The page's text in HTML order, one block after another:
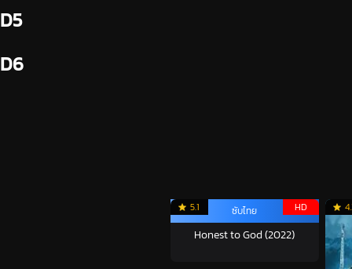
D5
D6
5.1 HD
ซับไทย
Honest to God (2022)